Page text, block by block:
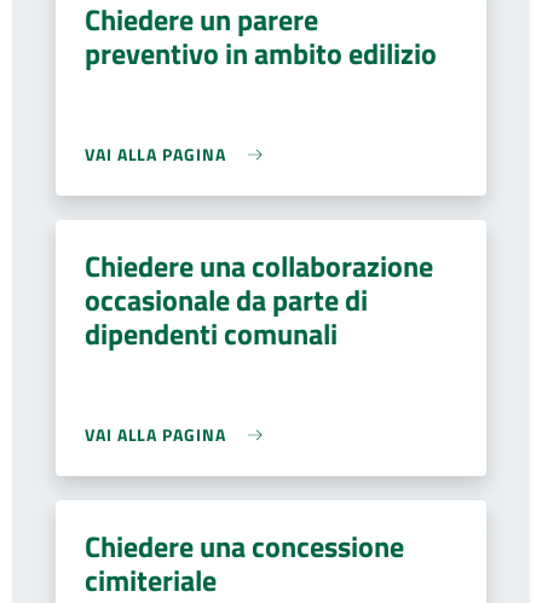
Chiedere un parere
preventivo in ambito edilizio
VAI ALLA PAGINA
Chiedere una collaborazione
occasionale da parte di
dipendenti comunali
VAI ALLA PAGINA
Chiedere una concessione
cimiteriale